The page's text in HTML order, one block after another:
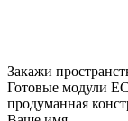
Закажи
Готовые модули
продуманная